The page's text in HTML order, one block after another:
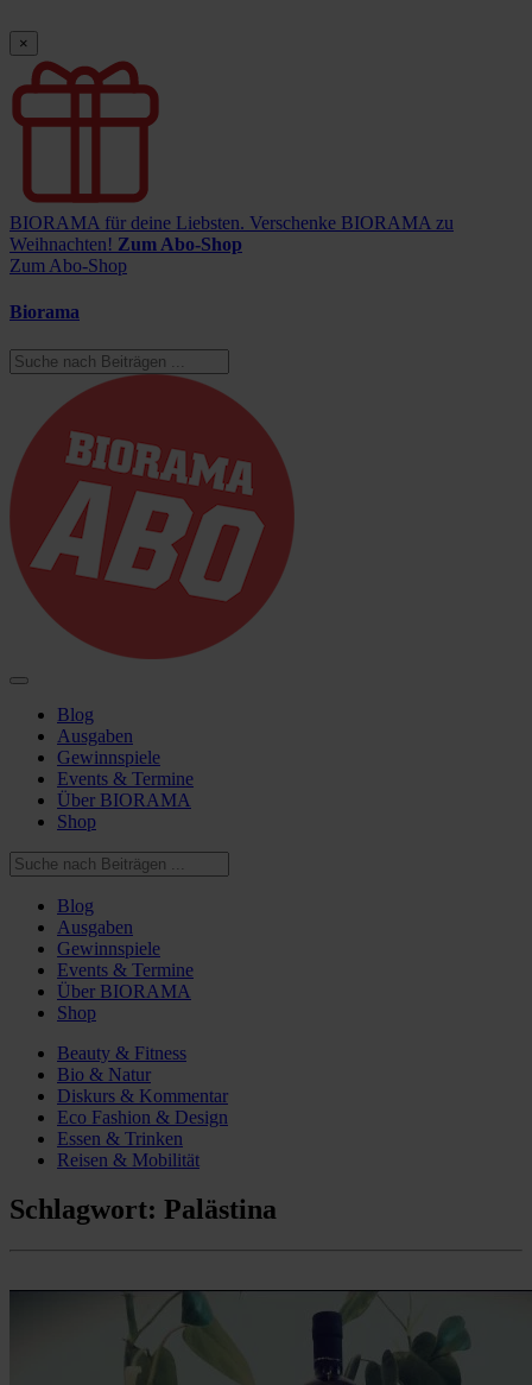
×
BIORAMA für deine Liebsten. Verschenke BIORAMA zu
Weihnachten! Zum Abo-Shop
Zum Abo-Shop
Biorama
Blog
Ausgaben
Gewinnspiele
Events & Termine
Über BIORAMA
Shop
Blog
Ausgaben
Gewinnspiele
Events & Termine
Über BIORAMA
Shop
Beauty & Fitness
Bio & Natur
Diskurs & Kommentar
Eco Fashion & Design
Essen & Trinken
Reisen & Mobilität
Schlagwort: Palästina